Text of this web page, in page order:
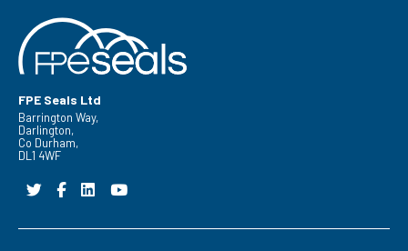
FPE Seals Ltd
Barrington Way,
Darlington,
Co Durham,
DL1 4WF